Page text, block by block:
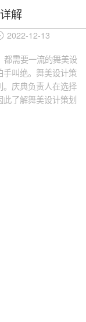
解
2022-12-13
都需要一流的舞美设
叫绝。舞美设计策
庆典负责人在选择
了解舞美设计策划